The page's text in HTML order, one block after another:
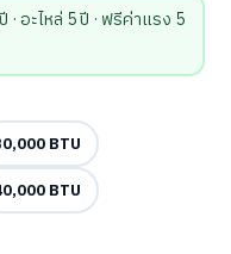
อะไหล่ 5 ปี · ฟรีค่าแรง 5
BTU
BTU